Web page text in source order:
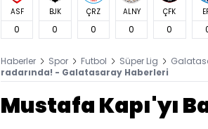
ASF
0
BJK
0
ÇRZ
0
ALNY
0
ÇFK
0
Haberler Spor Futbol Süper Lig
radarında! - Galatasaray Haberleri
Mustafa Kapı'yı